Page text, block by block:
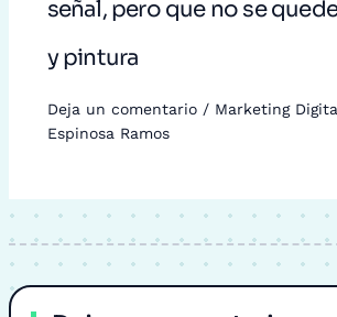
señal, pero que no se
y pintura
Deja un comentario / Marketing
Espinosa Ramos